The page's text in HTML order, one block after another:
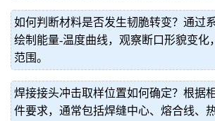
如何判断材料是否发生韧脆转变？通过
绘制能量-温度曲线，观察断口形貌变化
范围。
焊接接头冲击取样位置如何确定？根据
件要求，通常包括焊缝中心、熔合线、